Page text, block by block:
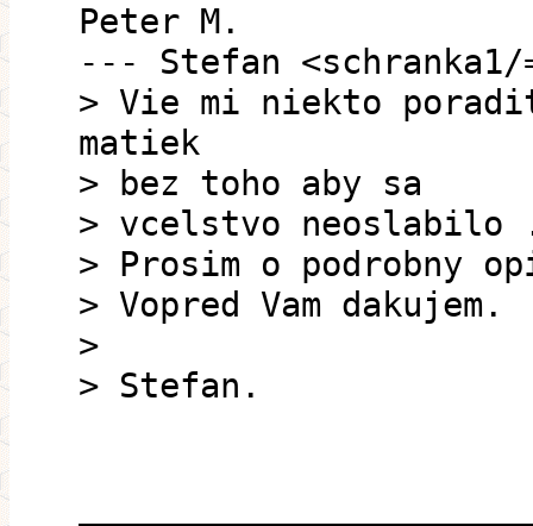
Peter M.
--- Stefan
> Vie mi niekto poradit
matiek
> bez toho aby sa
> vcelstvo neoslabilo
> Prosim o podrobny
> Vopred Vam dakujem.
>
> Stefan.